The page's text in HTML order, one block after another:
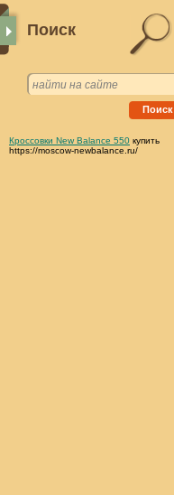
Поиск
Поиск
Кроссовки New Balance 550 купить
https://moscow-newbalance.ru/